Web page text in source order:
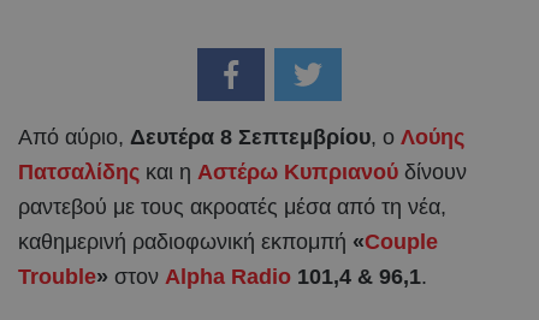
Από αύριο, Δευτέρα 8 Σεπτεμβρίου, ο Λούης
Πατσαλίδης και η Αστέρω Κυπριανού δίνουν
ραντεβού με τους ακροατές μέσα από τη νέα,
καθημερινή ραδιοφωνική εκπομπή «Couple
Trouble» στον Alpha Radio 101,4 & 96,1.